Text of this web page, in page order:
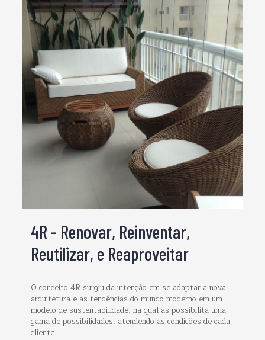
4R - Renovar, Reinventar,
Reutilizar, e Reaproveitar
O conceito 4R surgiu da intenção em se adaptar a nova
arquitetura e as tendências do mundo moderno em um
modelo de sustentabilidade, na qual as possibilita uma
gama de possibilidades, atendendo às condicões de cada
cliente.